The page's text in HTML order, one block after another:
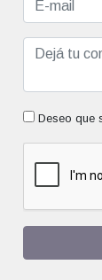
Deseo que